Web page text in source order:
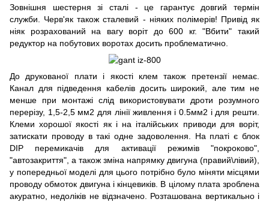
Зовнішня шестерня зі сталі - це гарантує довгий термін
служби. Черв'як також сталевий - ніяких полімерів! Привід як
ніяк розрахований на вагу воріт до 600 кг. "Вбити" такий
редуктор на побутових воротах досить проблематично.
До друкованої плати і якості клем також претензії немає.
Канал для підведення кабелів досить широкий, але тим не
менше при монтажі слід використовувати дроти розумного
перерізу, 1,5-2,5 мм2 для лінії живлення і 0.5мм2 і для решти.
Клеми хорошої якості як і на італійських приводи для воріт,
затискати проводу в такі одне задоволення. На платі є блок
DIP перемикачів для активації режимів "покроково",
"автозакриття", а також зміна напрямку двигуна (правий\лівий),
у попередньої моделі для цього потрібно було міняти місцями
проводу обмоток двигуна і кінцевиків. В цілому плата зроблена
акуратно, недоліків не відзначено. Розташована вертикально і